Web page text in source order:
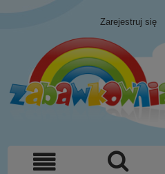
Zarejestruj się